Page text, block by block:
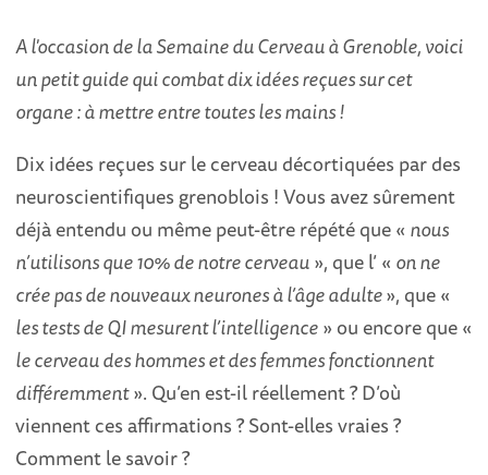
A l'occasion de la Semaine du Cerveau à Grenoble, voici
un petit guide qui combat dix idées reçues sur cet
organe : à mettre entre toutes les mains !
Dix idées reçues sur le cerveau décortiquées par des
neuroscientifiques grenoblois ! Vous avez sûrement
déjà entendu ou même peut-être répété que « nous
n’utilisons que 10% de notre cerveau», que l’ « on ne
crée pas de nouveaux neurones à l’âge adulte», que «
les tests de QI mesurent l’intelligence» ou encore que «
le cerveau des hommes et des femmes fonctionnent
différemment». Qu’en est-il réellement ? D’où
viennent ces affirmations ? Sont-elles vraies ?
Comment le savoir ?